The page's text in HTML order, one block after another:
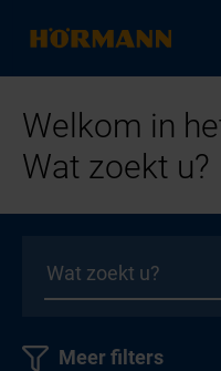
Welkom in
Wat zoekt u?
Meer filters